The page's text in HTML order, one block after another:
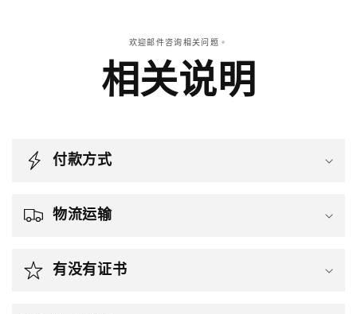
欢迎邮件咨询相关问题。
相关说明
付款方式
物流运输
有没有证书